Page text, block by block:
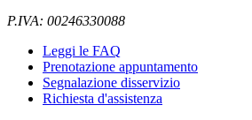
P.IVA: 00246330088
Leggi le FAQ
Prenotazione appuntamento
Segnalazione disservizio
Richiesta d'assistenza